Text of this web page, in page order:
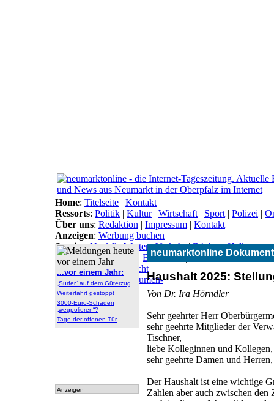
neumarktonline
Haushalt 2025:
Von Dr. Ira Hörndler
Sehr geehrter Herr
sehr geehrte Mitglieder der
Tischner,
liebe Kolleginnen und Kollegen,
sehr geehrte Damen und Herren,
Der Haushalt ist eine wichtige
Zahlen aber auch zwischen den
...vor einem Jahr:
„Surfer“ auf dem Güterzug
Weiterfahrt gestoppt
3000-Euro-Schaden
„wegpolieren“?
Tage der offenen Tür
Anzeigen
Home: Titelseite | Kontakt
Ressorts: Politik | Kultur| Wirtschaft | Sport | Polizei |
Über uns: Redaktion | Impressum | Kontakt
Anzeigen: Werbung buchen
Service: Notfall | Wetter|Verkehr|Bücher|Hallo
Themen:Arbeitsamt | BN|CSU|Freie Wähler|
Lokal-Links:Übersicht
Archiv:Archiv|Dokumen-
tationen